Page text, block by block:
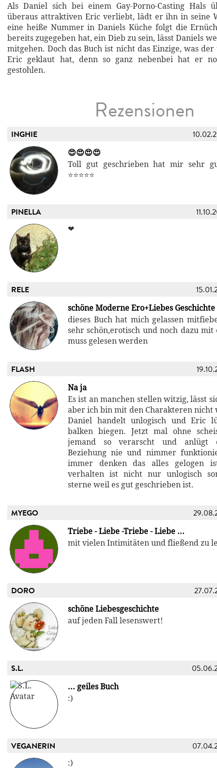
Als Daniel sich bei einem Gay-Porno-Casting Hals
überaus attraktiven Eric verliebt, lädt er ihn in seine
eine heiße Nummer in Daniels Küche folgt die
bereits zugegeben hat, ein Dieb zu sein, lässt Daniels
mitgehen. Doch das Buch ist nicht das Einzige, was
Eric geklaut hat, denn so ganz nebenbei hat er
gestohlen.
Rezensionen
INGHIE
😍😍😍😍
Toll gut geschrieben hat mir sehr
⭐️⭐️⭐️⭐️⭐️
PINELLA
❤
RELE
schöne Moderne Ero+Liebes Geschichte
dieses Buch hat mich gelassen
sehr schön,erotisch und noch dazu mit
muss gelesen werden
FLASH
Na ja
Es ist an manchen stellen witzig, lässt
aber ich bin mit den Charakteren nicht
Daniel handelt unlogisch und Eric
balken biegen. Jetzt mal ohne
jemand so verarscht und
Beziehung nie und nimmer
immer denken das alles gelogen
verhalten ist nicht nur unlogisch
sterne weil es gut geschrieben ist.
MYEGO
Triebe - Liebe -Triebe - Liebe ...
mit vielen Intimitäten und fließend zu
DORO
schöne Liebesgeschichte
auf jeden Fall lesenswert!
S.L.
... geiles Buch
:)
VEGANERIN
:)